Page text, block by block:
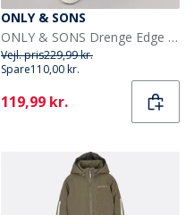
ONLY & SONS
ONLY & SONS Drenge Edge Lige Pasform Jeans Light Grey Denim
Vejl. pris229,99 kr.
Spare110,00 kr.
Current
119,99 kr.